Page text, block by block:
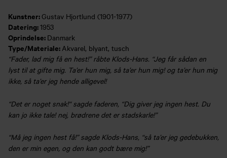
Kunstner:Gustav Hjortlund (1901-1977)
Datering:1953
Oprindelse: Danmark
Type/Materiale:Akvarel, blyant, tusch
“Fader, lad mig få en hest!” råbte Klods-Hans. “Jeg får sådan en
lyst til at gifte mig. Ta’er hun mig, så ta’er hun mig! og ta’er hun mig
ikke, så ta’er jeg hende alligevel!
“Det er noget snak!“ sagde faderen, “Dig giver jeg ingen hest. Du
kan jo ikke tale! nej, brødrene det er stadskarle!”
“Må jeg ingen hest få!” sagde Klods-Hans, “så ta’er jeg gedebukken,
den er min egen, og den kan godt bære mig!”